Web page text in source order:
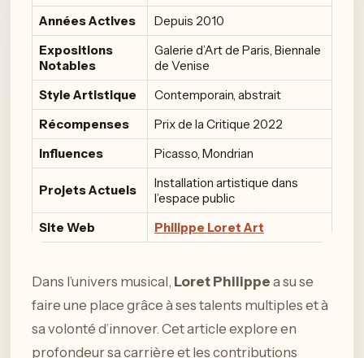
Années Actives
Depuis 2010
Expositions
Notables
Galerie d’Art de Paris, Biennale
de Venise
Style Artistique
Contemporain, abstrait
Récompenses
Prix de la Critique 2022
Influences
Picasso, Mondrian
Projets Actuels
Installation artistique dans
l’espace public
Site Web
Philippe Loret Art
Dans l’univers musical, Loret Philippe a su se
faire une place grâce à ses talents multiples et à
sa volonté d’innover. Cet article explore en
profondeur sa carrière et les contributions